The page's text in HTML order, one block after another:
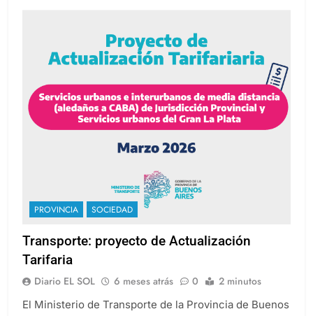
PROVINCIA SOCIEDAD
Transporte: proyecto de Actualización
Tarifaria
Diario EL SOL 6 meses atrás 0 2 minutos
El Ministerio de Transporte de la Provincia de Buenos